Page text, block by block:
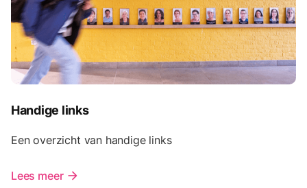
Handige links
Een overzicht van handige links
Lees meer arrow_forward